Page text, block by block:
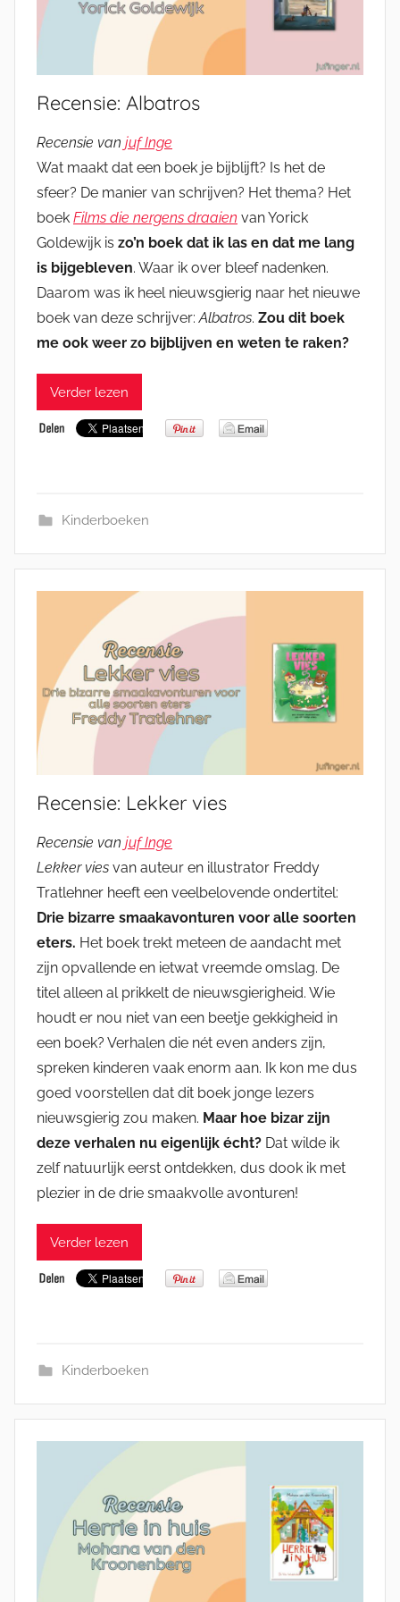
Recensie: Albatros
Recensie van juf Inge
Wat maakt dat een boek je bijblijft? Is het de
sfeer? De manier van schrijven? Het thema? Het
boek Films die nergens draaien van Yorick
Goldewijk is zo’n boek dat ik las en dat me lang
is bijgebleven. Waar ik over bleef nadenken.
Daarom was ik heel nieuwsgierig naar het nieuwe
boek van deze schrijver:Albatros. Zou dit boek
me ook weer zo bijblijven en weten te raken?
Verder lezen
Kinderboeken
Recensie: Lekker vies
Recensie van juf Inge
Lekker vies van auteur en illustrator Freddy
Tratlehner heeft een veelbelovende ondertitel:
Drie bizarre smaakavonturen voor alle soorten
eters. Het boek trekt meteen de aandacht met
zijn opvallende en ietwat vreemde omslag. De
titel alleen al prikkelt de nieuwsgierigheid. Wie
houdt er nou niet van een beetje gekkigheid in
een boek? Verhalen die nét even anders zijn,
spreken kinderen vaak enorm aan. Ik kon me dus
goed voorstellen dat dit boek jonge lezers
nieuwsgierig zou maken. Maar hoe bizar zijn
deze verhalen nu eigenlijk écht? Dat wilde ik
zelf natuurlijk eerst ontdekken, dus dook ik met
plezier in de drie smaakvolle avonturen!
Verder lezen
Kinderboeken